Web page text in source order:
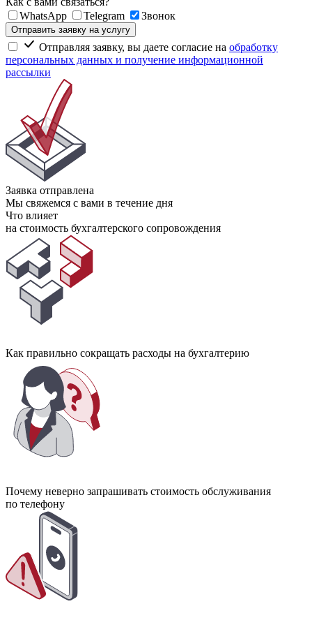
WhatsApp
Telegram Звонок
Отправить заявку на услугу
Отправляя заявку, вы даете согласие на обработку
персональных данных и получение информационной
рассылки
Заявка отправлена
Мы свяжемся с вами в течение дня
Что влияет
на стоимость бухгалтерского сопровождения
Как правильно сокращать расходы на бухгалтерию
Почему неверно запрашивать стоимость обслуживания
по телефону